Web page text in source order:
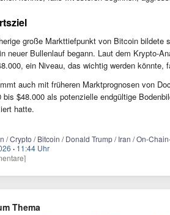
große Markttiefpunkt von Bitcoin bildete
neuer Bullenlauf begann. Laut dem Krypto-
ein Niveau, das wichtig werden
auch mit früheren Marktprognosen von
bis $48.000 als potenzielle endgültige
hatte.
/ Crypto / Bitcoin / Donald Trump / Iran / On-
· 11:44 Uhr
Thema